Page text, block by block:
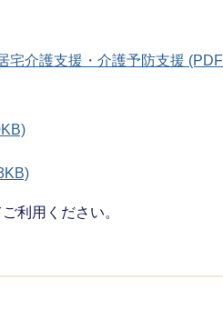
宅介護支援・介護予防支援 (PDF
利用ください。